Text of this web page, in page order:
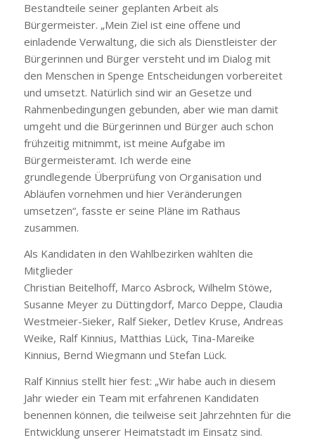
Bestandteile seiner geplanten Arbeit als
Bürgermeister. „Mein Ziel ist eine offene und
einladende Verwaltung, die sich als Dienstleister der
Bürgerinnen und Bürger versteht und im Dialog mit
den Menschen in Spenge Entscheidungen vorbereitet
und umsetzt. Natürlich sind wir an Gesetze und
Rahmenbedingungen gebunden, aber wie man damit
umgeht und die Bürgerinnen und Bürger auch schon
frühzeitig mitnimmt, ist meine Aufgabe im
Bürgermeisteramt. Ich werde eine
grundlegende Überprüfung von Organisation und
Abläufen vornehmen und hier Veränderungen
umsetzen“, fasste er seine Pläne im Rathaus
zusammen.
Als Kandidaten in den Wahlbezirken wählten die
Mitglieder
Christian Beitelhoff, Marco Asbrock, Wilhelm Stöwe,
Susanne Meyer zu Düttingdorf, Marco Deppe, Claudia
Westmeier-Sieker, Ralf Sieker, Detlev Kruse, Andreas
Weike, Ralf Kinnius, Matthias Lück, Tina-Mareike
Kinnius, Bernd Wiegmann und Stefan Lück.
Ralf Kinnius stellt hier fest: „Wir habe auch in diesem
Jahr wieder ein Team mit erfahrenen Kandidaten
benennen können, die teilweise seit Jahrzehnten für die
Entwicklung unserer Heimatstadt im Einsatz sind.